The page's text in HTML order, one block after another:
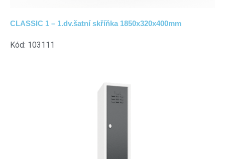
CLASSIC 1 – 1.dv.šatní skříňka 1850x320x400mm
Kód: 103111